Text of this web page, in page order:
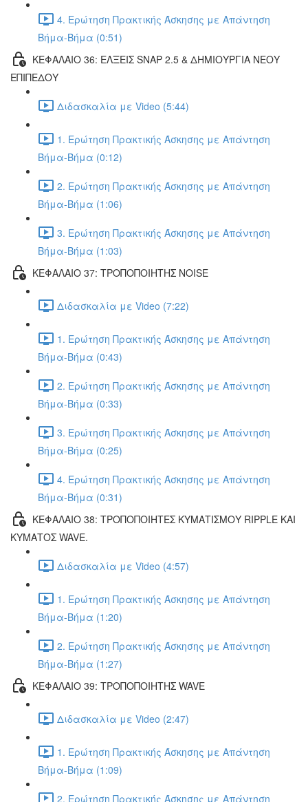
4. Ερώτηση Πρακτικής Άσκησης με Απάντηση
Βήμα-Βήμα (0:51)
ΚΕΦΑΛΑΙΟ 36: ΕΛΞΕΙΣ SNAP 2.5 & ΔΗΜΙΟΥΡΓΙΑ ΝΕΟΥ
ΕΠΙΠΕΔΟΥ
Διδασκαλία με Video (5:44)
1. Ερώτηση Πρακτικής Άσκησης με Απάντηση
Βήμα-Βήμα (0:12)
2. Ερώτηση Πρακτικής Άσκησης με Απάντηση
Βήμα-Βήμα (1:06)
3. Ερώτηση Πρακτικής Άσκησης με Απάντηση
Βήμα-Βήμα (1:03)
ΚΕΦΑΛΑΙΟ 37: ΤΡΟΠΟΠΟΙΗΤΗΣ NOISE
Διδασκαλία με Video (7:22)
1. Ερώτηση Πρακτικής Άσκησης με Απάντηση
Βήμα-Βήμα (0:43)
2. Ερώτηση Πρακτικής Άσκησης με Απάντηση
Βήμα-Βήμα (0:33)
3. Ερώτηση Πρακτικής Άσκησης με Απάντηση
Βήμα-Βήμα (0:25)
4. Ερώτηση Πρακτικής Άσκησης με Απάντηση
Βήμα-Βήμα (0:31)
ΚΕΦΑΛΑΙΟ 38: ΤΡΟΠΟΠΟΙΗΤΕΣ ΚΥΜΑΤΙΣΜΟΥ RIPPLE ΚΑΙ
ΚΥΜΑΤΟΣ WAVE.
Διδασκαλία με Video (4:57)
1. Ερώτηση Πρακτικής Άσκησης με Απάντηση
Βήμα-Βήμα (1:20)
2. Ερώτηση Πρακτικής Άσκησης με Απάντηση
Βήμα-Βήμα (1:27)
ΚΕΦΑΛΑΙΟ 39: ΤΡΟΠΟΠΟΙΗΤΗΣ WAVE
Διδασκαλία με Video (2:47)
1. Ερώτηση Πρακτικής Άσκησης με Απάντηση
Βήμα-Βήμα (1:09)
2. Ερώτηση Πρακτικής Άσκησης με Απάντηση